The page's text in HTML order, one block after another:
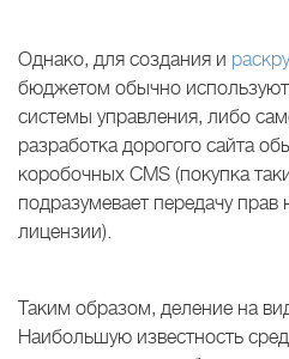
Однако, для создания и
бюджетом обычно
системы управления, либо
разработка дорогого сайта
коробочных CMS (покупка
подразумевает передачу прав
лицензии).
Таким образом, деление на
Наибольшую известность